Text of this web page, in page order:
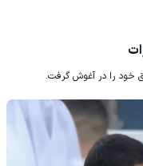
خود را در آغوش گرفت.